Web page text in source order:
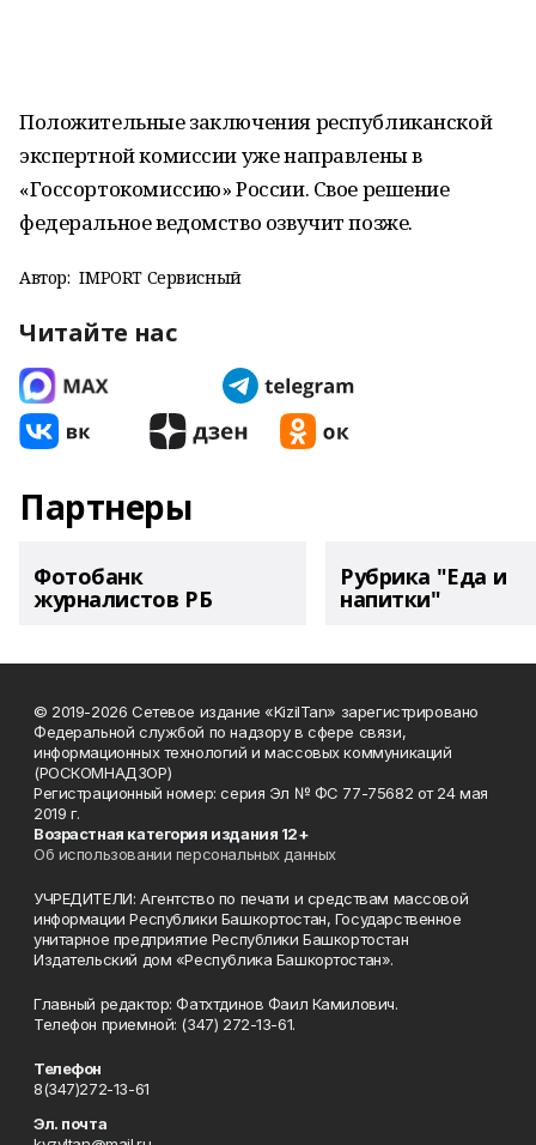
Положительные заключения республиканской
экспертной комиссии уже направлены в
«Госсортокомиссию» России. Свое решение
федеральное ведомство озвучит позже.
Автор: IMPORT Сервисный
Читайте нас
Партнеры
Фотобанк
журналистов РБ
Рубрика "Еда и
напитки"
© 2019-2026 Сетевое издание «KizilTan» зарегистрировано
Федеральной службой по надзору в сфере связи,
информационных технологий и массовых коммуникаций
(РОСКОМНАДЗОР)
Регистрационный номер: серия Эл № ФС 77-75682 от 24 мая
2019 г.
Возрастная категория издания 12+
Об использовании персональных данных
УЧРЕДИТЕЛИ: Агентство по печати и средствам массовой
информации Республики Башкортостан, Государственное
унитарное предприятие Республики Башкортостан
Издательский дом «Республика Башкортостан».
Главный редактор: Фатхтдинов Фаил Камилович.
Телефон приемной: (347) 272-13-61.
Телефон
8(347)272-13-61
Эл. почта